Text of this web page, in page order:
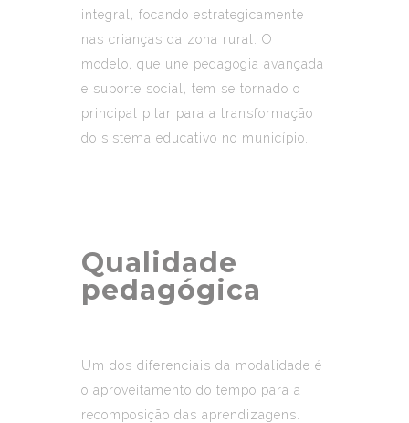
integral, focando estrategicamente
nas crianças da zona rural. O
modelo, que une pedagogia avançada
e suporte social, tem se tornado o
principal pilar para a transformação
do sistema educativo no município.
Qualidade
pedagógica
Um dos diferenciais da modalidade é
o aproveitamento do tempo para a
recomposição das aprendizagens.